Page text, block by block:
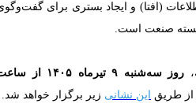
(افتا) و ایجاد بستری برای گفت‌وگوی
صنعت است.
روز سه‌شنبه ۹ تیرماه ۱۴۰۵ از ساعت
طریقاین نشانیزیر برگزار خواهد شد.